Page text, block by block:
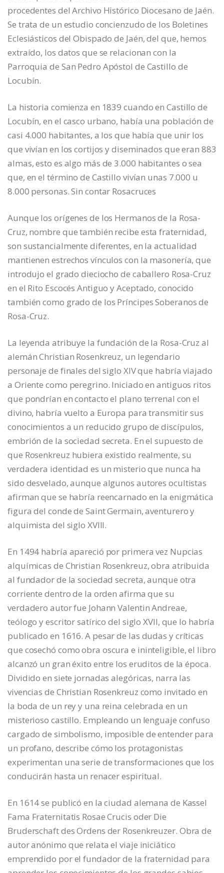
procedentes del Archivo Histórico Diocesano de Jaén.
Se trata de un estudio concienzudo de los Boletines
Eclesiásticos del Obispado de Jaén, del que, hemos
extraído, los datos que se relacionan con la
Parroquia de San Pedro Apóstol de Castillo de
Locubín.
La historia comienza en 1839 cuando en Castillo de
Locubín, en el casco urbano, había una población de
casi 4.000 habitantes, a los que había que unir los
que vivían en los cortijos y diseminados que eran 883
almas, esto es algo más de 3.000 habitantes o sea
que, en el término de Castillo vivían unas 7.000 u
8.000 personas. Sin contar Rosacruces
Aunque los orígenes de los Hermanos de la Rosa-
Cruz, nombre que también recibe esta fraternidad,
son sustancialmente diferentes, en la actualidad
mantienen estrechos vínculos con la masonería, que
introdujo el grado dieciocho de caballero Rosa-Cruz
en el Rito Escocés Antiguo y Aceptado, conocido
también como grado de los Príncipes Soberanos de
Rosa-Cruz.
La leyenda atribuye la fundación de la Rosa-Cruz al
alemán Christian Rosenkreuz, un legendario
personaje de finales del siglo XIV que habría viajado
a Oriente como peregrino. Iniciado en antiguos ritos
que pondrían en contacto el plano terrenal con el
divino, habría vuelto a Europa para transmitir sus
conocimientos a un reducido grupo de discípulos,
embrión de la sociedad secreta. En el supuesto de
que Rosenkreuz hubiera existido realmente, su
verdadera identidad es un misterio que nunca ha
sido desvelado, aunque algunos autores ocultistas
afirman que se habría reencarnado en la enigmática
figura del conde de Saint Germain, aventurero y
alquimista del siglo XVIII.
En 1494 habría apareció por primera vez Nupcias
alquímicas de Christian Rosenkreuz, obra atribuida
al fundador de la sociedad secreta, aunque otra
corriente dentro de la orden afirma que su
verdadero autor fue Johann Valentin Andreae,
teólogo y escritor satírico del siglo XVII, que lo habría
publicado en 1616. A pesar de las dudas y críticas
que cosechó como obra oscura e ininteligible, el libro
alcanzó un gran éxito entre los eruditos de la época.
Dividido en siete jornadas alegóricas, narra las
vivencias de Christian Rosenkreuz como invitado en
la boda de un rey y una reina celebrada en un
misterioso castillo. Empleando un lenguaje confuso
cargado de simbolismo, imposible de entender para
un profano, describe cómo los protagonistas
experimentan una serie de transformaciones que los
conducirán hasta un renacer espiritual.
En 1614 se publicó en la ciudad alemana de Kassel
Fama Fraternitatis Rosae Crucis oder Die
Bruderschaft des Ordens der Rosenkreuzer. Obra de
autor anónimo que relata el viaje iniciático
emprendido por el fundador de la fraternidad para